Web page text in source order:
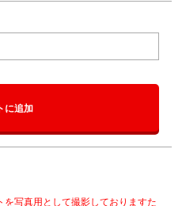
に追加
写真用として撮影しておりますた